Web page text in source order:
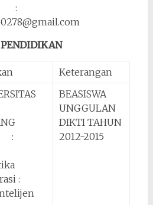
:
Keterangan
:
:
BEASISWA
UNGGULAN
DIKTI TAHUN
2012-2015